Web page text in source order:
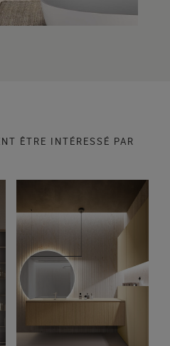
ÊTRE INTÉRESSÉ PAR